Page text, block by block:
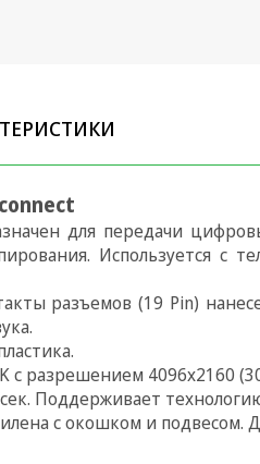
для передачи
Используется с
разъемов (19 Pin)
разрешением 4096х2160
Поддерживает
с окошком и подвесом.